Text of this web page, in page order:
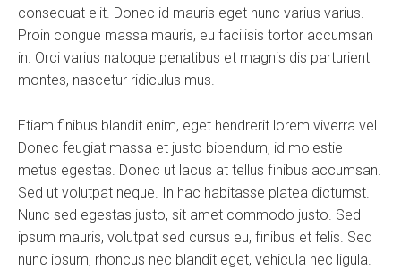
consequat elit. Donec id mauris eget nunc varius varius.
Proin congue massa mauris, eu facilisis tortor accumsan
in. Orci varius natoque penatibus et magnis dis parturient
montes, nascetur ridiculus mus.
Etiam finibus blandit enim, eget hendrerit lorem viverra vel.
Donec feugiat massa et justo bibendum, id molestie
metus egestas. Donec ut lacus at tellus finibus accumsan.
Sed ut volutpat neque. In hac habitasse platea dictumst.
Nunc sed egestas justo, sit amet commodo justo. Sed
ipsum mauris, volutpat sed cursus eu, finibus et felis. Sed
nunc ipsum, rhoncus nec blandit eget, vehicula nec ligula.